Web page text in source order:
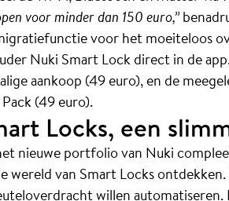
voor minder dan 150 euro,”
voor het moeiteloos
Nuki Smart Lock direct in de
aankoop (49 euro), en de
(49 euro).
Locks, een
nieuwe portfolio van Nuki
wereld van Smart Locks
willen